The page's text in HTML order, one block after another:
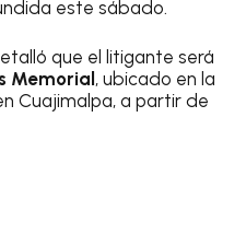
este sábado.
que el litigante será
Memorial , ubicado en la
Cuajimalpa, a partir de